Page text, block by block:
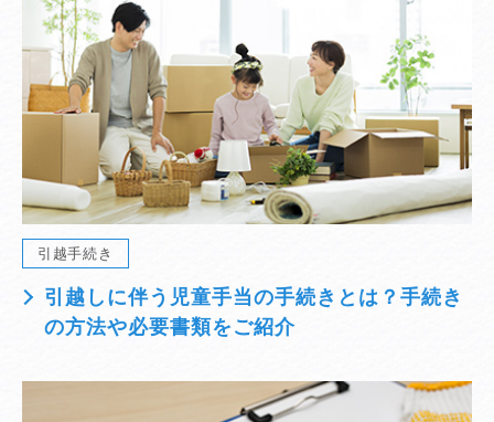
引越手続き
引越しに伴う児童手当の手続きとは？手続き
の方法や必要書類をご紹介